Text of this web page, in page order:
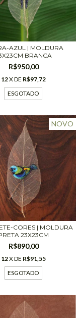
AZUL | MOLDURA
BRANCA
R$950,00
12X DE R$97,72
ESGOTADO
NOVO
CORES | MOLDURA
23X23CM
R$890,00
12X DE R$91,55
ESGOTADO